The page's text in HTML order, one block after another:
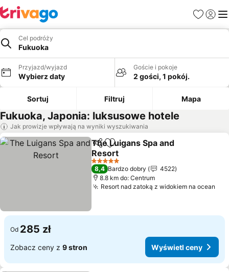
Ulubione
Cel podróży
Fukuoka
Przyjazd/wyjazd
Wybierz daty
Goście i pokoje
2 gości, 1 pokój.
Sortuj Filtruj Mapa
Fukuoka, Japonia: luksusowe hotele
Jak prowizje wpływają na wyniki wyszukiwania
Udostępnij
Dodaj do ulubionych
The Luigans Spa and
Resort
Wyświetl ceny
5 Kategoria
8,4 Bardzo dobry
4522
8.8 km do: Centrum
Resort nad zatoką z widokiem na ocean
Od 285 zł
Zobacz ceny z 9 stron Wyświetl ceny